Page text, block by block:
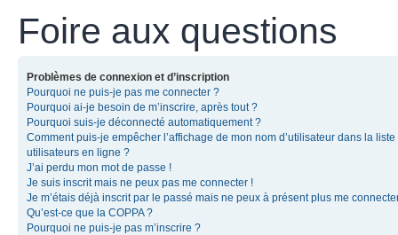
Foire aux questions
Problèmes de connexion et d’inscription
Pourquoi ne puis-je pas me connecter ?
Pourquoi ai-je besoin de m’inscrire, après tout ?
Pourquoi suis-je déconnecté automatiquement ?
Comment puis-je empêcher l’affichage de mon nom d’utilisateur dans la liste
utilisateurs en ligne ?
J’ai perdu mon mot de passe !
Je suis inscrit mais ne peux pas me connecter !
Je m’étais déjà inscrit par le passé mais ne peux à présent plus me
Qu’est-ce que la COPPA ?
Pourquoi ne puis-je pas m’inscrire ?